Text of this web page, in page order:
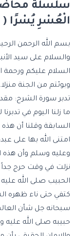
سلسلة
الْعُسْرِ يُسْرًا ( 2 )
بسم الله الرحمن
والسلام على سيد
السلام عليكم
وبوئتم من الجنة منزلا.
تدبر سورة الشرح:
ما زلنا اليوم في
السابقة وقلنا أن
امتنى الله بها على
وعليه وسلم وأن هذه
نزلت في وقت حرج جداً
الحبيب صلى الله
كتفي حتى ناء ظهره
سبحانه جل شأن
حبيبه صلى الله عليه